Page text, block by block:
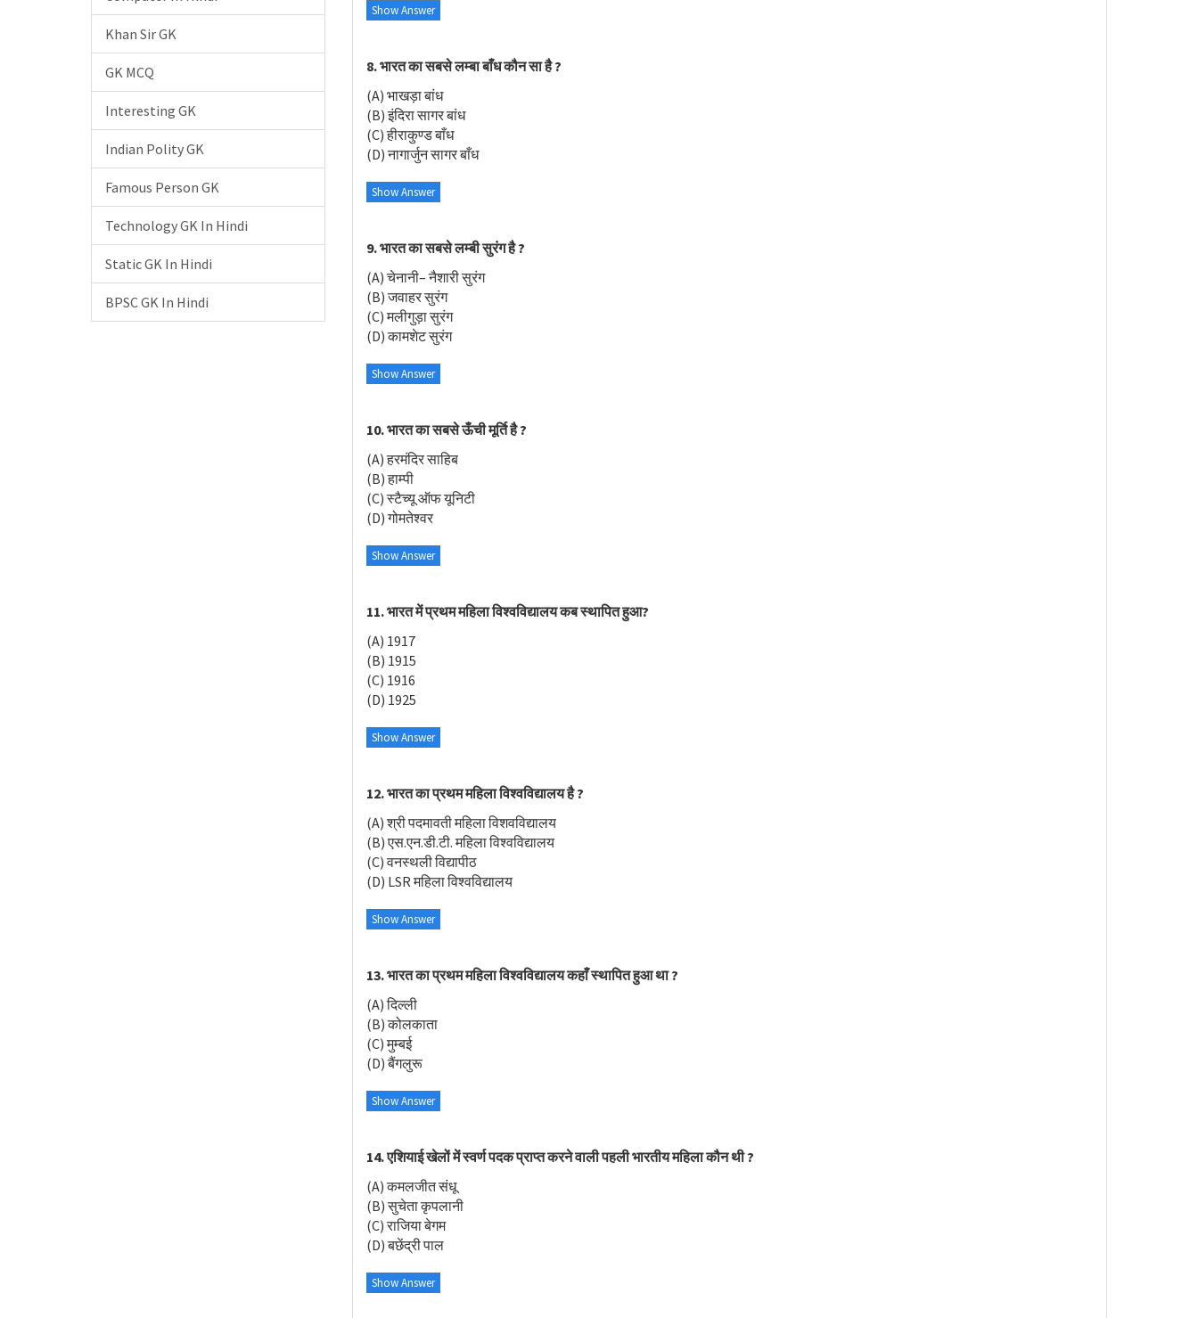
Show Answer
8. भारत का सबसे लम्बा बाँध कौन सा है ?
(A) भाखड़ा बांध
(B) इंदिरा सागर बांध
(C) हीराकुण्ड बाँध
(D) नागार्जुन सागर बाँध
Show Answer
9. भारत का सबसे लम्बी सुरंग है ?
(A) चेनानी– नैशारी सुरंग
(B) जवाहर सुरंग
(C) मलीगुड़ा सुरंग
(D) कामशेट सुरंग
Show Answer
10. भारत का सबसे ऊँची मूर्ति है ?
(A) हरमंदिर साहिब
(B) हाम्पी
(C) स्टैच्यू ऑफ यूनिटी
(D) गोमतेश्वर
Show Answer
11. भारत में प्रथम महिला विश्वविद्यालय कब स्थापित हुआ?
(A) 1917
(B) 1915
(C) 1916
(D) 1925
Show Answer
12. भारत का प्रथम महिला विश्वविद्यालय है ?
(A) श्री पदमावती महिला विशवविद्यालय
(B) एस.एन.डी.टी. महिला विश्वविद्यालय
(C) वनस्थली विद्यापीठ
(D) LSR महिला विश्वविद्यालय
Show Answer
13. भारत का प्रथम महिला विश्वविद्यालय कहाँ स्थापित हुआ था ?
(A) दिल्ली
(B) कोलकाता
(C) मुम्बई
(D) बैंगलुरू
Show Answer
14. एशियाई खेलों में स्वर्ण पदक प्राप्त करने वाली पहली भारतीय महिला कौन थी ?
(A) कमलजीत संधू
(B) सुचेता कृपलानी
(C) राजिया बेगम
(D) बछेंद्री पाल
Show Answer
Khan Sir GK
GK MCQ
Interesting GK
Indian Polity GK
Famous Person GK
Technology GK In Hindi
Static GK In Hindi
BPSC GK In Hindi